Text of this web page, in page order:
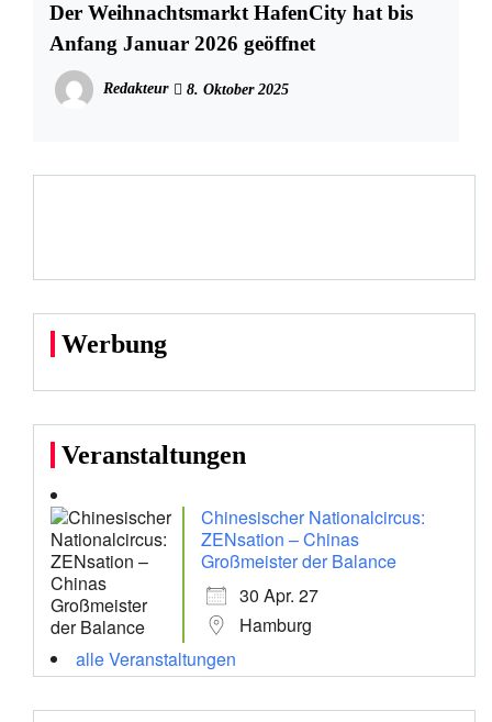
Der Weihnachtsmarkt HafenCity hat bis
Anfang Januar 2026 geöffnet
Redakteur 8. Oktober 2025
Werbung
Veranstaltungen
Chinesischer Nationalcircus:
ZENsation – Chinas
Großmeister der Balance
30 Apr. 27
Hamburg
alle Veranstaltungen